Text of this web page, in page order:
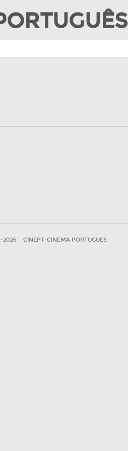
CINEPT-CINEMA PORTUGUES